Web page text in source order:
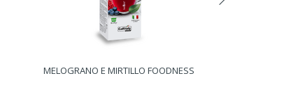
MELOGRANO E MIRTILLO FOODNESS